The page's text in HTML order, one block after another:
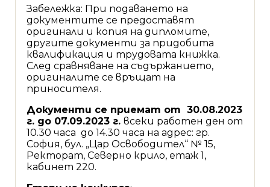
Забележка: При подаването на
документите се предоставят
оригинали и копия на дипломите,
другите документи за придобита
квалификация и трудовата книжка.
След сравняване на съдържанието,
оригиналите се връщат на
приносителя.
Документи се приемат от 30.08.2023
г. до 07.09.2023 г. всеки работен ден от
10.30 часа до 14.30 часа на адрес: гр.
София, бул. „Цар Освободител“ № 15,
Ректорат, Северно крило, етаж 1,
кабинет 220.